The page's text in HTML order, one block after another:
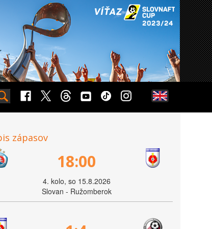
zápasov
18:00
4. kolo, so 15.8.2026
Slovan - Ružomberok